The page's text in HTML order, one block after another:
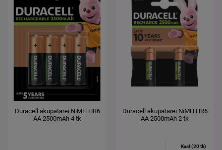
Duracell akupatarei NiMH HR6
AA 2500mAh 4 tk
Duracell akupatarei NiMH HR6
AA 2500mAh 2 tk
Kast (20 tk)